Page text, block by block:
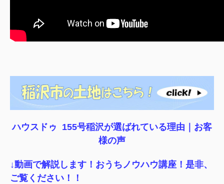
ハウスドゥ 155号稲沢が選ばれている理由｜ お客
様の声
↓動画で解説します！おうちノウハウ講座！是非、
ご覧ください！！